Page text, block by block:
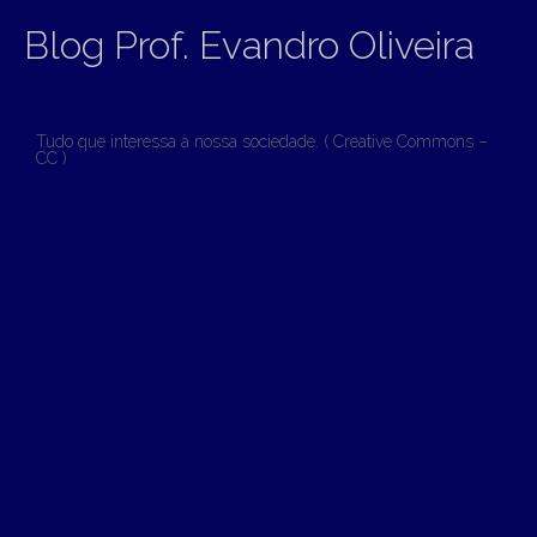
Blog Prof. Evandro Oliveira
Tudo que interessa à nossa sociedade. ( Creative Commons –
CC )